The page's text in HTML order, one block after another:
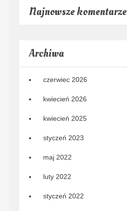
Najnowsze komentarze
Archiwa
czerwiec 2026
kwiecień 2026
kwiecień 2025
styczeń 2023
maj 2022
luty 2022
styczeń 2022